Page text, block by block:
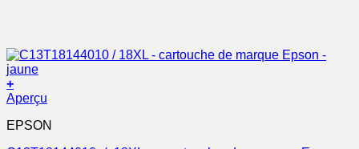
+
Aperçu
EPSON